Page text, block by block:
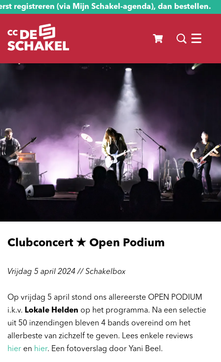
registreren (via Mijn Schakel-agenda), dan bestellen.
Menu
Clubconcert ★ Open Podium
Vrijdag 5 april 2024 // Schakelbox
Op vrijdag 5 april stond ons allereerste OPEN PODIUM
i.k.v. Lokale Helden op het programma. Na een selectie
uit 50 inzendingen bleven 4 bands overeind om het
allerbeste van zichzelf te geven. Lees enkele reviews
hier en hier. Een fotoverslag door Yani Beel.